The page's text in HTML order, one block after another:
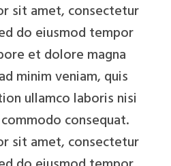
sit amet, consectetur
do eiusmod tempor
et dolore magna
minim veniam, quis
ullamco laboris nisi
consequat.
sit amet, consectetur